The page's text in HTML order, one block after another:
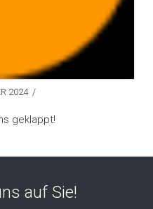
2024
geklappt!
auf Sie!